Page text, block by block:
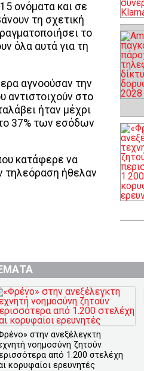
ονόματα και σε
τη σχετική
το
όλα αυτά για τη
αγνοούσαν την
αντιστοιχούν στο
ήταν μέχρι
37% των εσόδων
κατάφερε να
τηλεόραση ήθελαν
στην ανεξέλεγκτη
νοημοσύνη ζητούν
από 1.200 στελέχη
κορυφαίοι ερευνητές